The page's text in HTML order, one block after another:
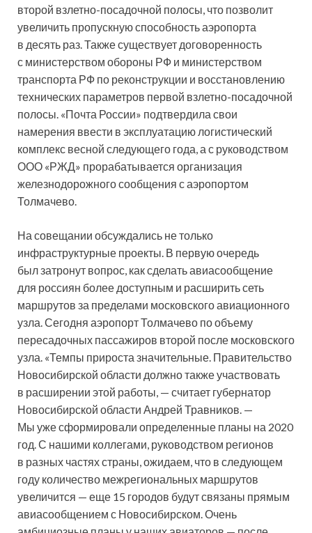
второй взлетно-посадочной полосы, что позволит
увеличить пропускную способность аэропорта
в десять раз. Также существует договоренность
с министерством обороны РФ и министерством
транспорта РФ по реконструкции и восстановлению
технических параметров первой взлетно-посадочной
полосы. «Почта России» подтвердила свои
намерения ввести в эксплуатацию логистический
комплекс весной следующего года, а с руководством
ООО «РЖД» прорабатывается организация
железнодорожного сообщения с аэропортом
Толмачево.
На совещании обсуждались не только
инфраструктурные проекты. В первую очередь
был затронут вопрос, как сделать авиасообщение
для россиян более доступным и расширить сеть
маршрутов за пределами московского авиационного
узла. Сегодня аэропорт Толмачево по объему
пересадочных пассажиров второй после московского
узла. «Темпы прироста значительные. Правительство
Новосибирской области должно также участвовать
в расширении этой работы, — считает губернатор
Новосибирской области Андрей Травников. —
Мы уже сформировали определенные планы на 2020
год. С нашими коллегами, руководством регионов
в разных частях страны, ожидаем, что в следующем
году количество межрегиональных маршрутов
увеличится — еще 15 городов будут связаны прямым
авиасообщением с Новосибирском. Очень